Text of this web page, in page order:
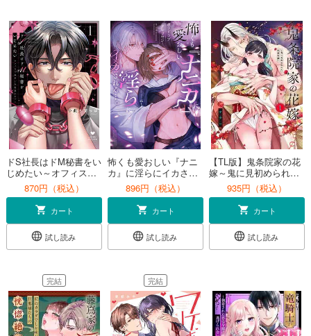
／江戸川ズン ※同時に単話配信している作品も
ございます。重複購入にご注意ください。
ドS社長はドM秘書をい
じめたい～オフィスで
ぬれとろ玩具レビュー
～ 1【電子限定漫画付
870円（税込）
カート
試し読み
怖くも愛おしい『ナニ
カ』に淫らにイカされ
る…。ホラーラブアン
ソロジー
896円（税込）
カート
試し読み
【TL版】鬼条院家の花
嫁～鬼に見初められた
没落令嬢～【単行本
版】1【特典ペーパー付
935円（税込）
カート
試し読み
完結 完結